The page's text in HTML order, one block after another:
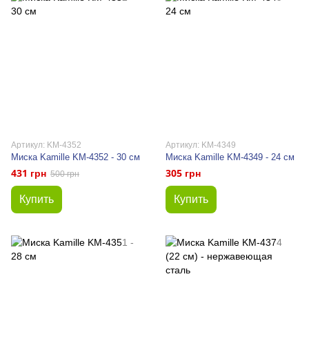
Артикул: KM-4352
Миска Kamille KM-4352 - 30 см
431 грн 500 грн
Купить
Артикул: KM-4349
Миска Kamille KM-4349 - 24 см
305 грн
Купить